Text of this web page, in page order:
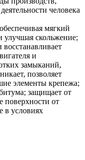
человека
мягкий
улучшая скольжение;
и
замыканий,
позволяет
элементы крепежа;
защищает от
поверхности от
в условиях